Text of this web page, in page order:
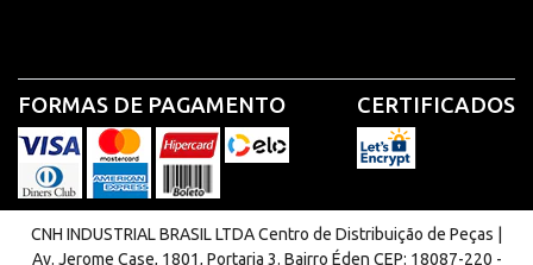
FORMAS DE PAGAMENTO CERTIFICADOS
CNH INDUSTRIAL BRASIL LTDA Centro de Distribuição de Peças |
Av. Jerome Case, 1801, Portaria 3. Bairro Éden CEP: 18087-220 -